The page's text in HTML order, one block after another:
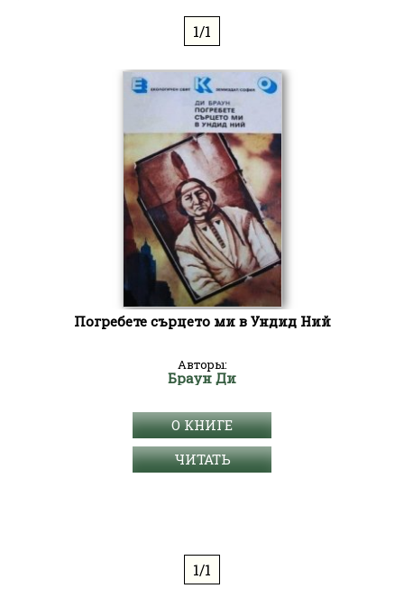
1/1
Погребете сърцето ми в Ундид Ний
Авторы:
Браун Ди
О КНИГЕ
ЧИТАТЬ
1/1